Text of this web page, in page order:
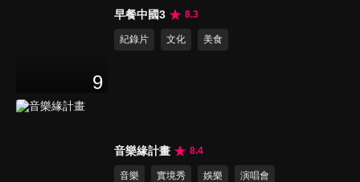
9
早餐中國3 8.3
紀錄片 文化 美食
音樂緣計畫 8.4
音樂 實境秀 娛樂 演唱會